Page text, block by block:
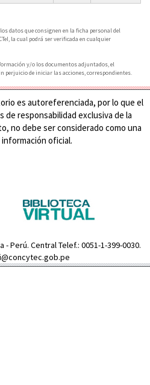
datos que consignen en la ficha personal del
la cual podrá ser verificada en cualquier
y/o los documentos adjuntados, el
perjuicio de iniciar las acciones, correspondientes.
es autoreferenciada, por lo que el
de responsabilidad exclusiva de la
no debe ser considerado como una
oficial.
- Perú. Central Telef.: 0051-1-399-0030.